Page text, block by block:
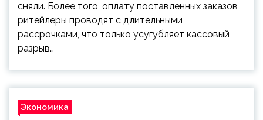
сняли. Более того, оплату поставленных заказов
ритейлеры проводят с длительными
рассрочками, что только усугубляет кассовый
разрыв…
Экономика